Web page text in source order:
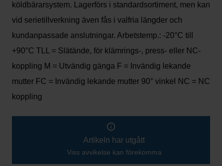
köldbärarsystem. Lagerförs i standardsortiment, men kan
vid serietillverkning även fås i valfria längder och
kundanpassade anslutningar. Arbetstemp.: -20°C till
+90°C TLL = Slätände, för klämrings-, press- eller NC-
koppling M = Utvändig gänga F = Invändig lekande
mutter FC = Invändig lekande mutter 90° vinkel NC = NC
koppling
Artikeln har utgått
Viss avvikelse kan förekomma